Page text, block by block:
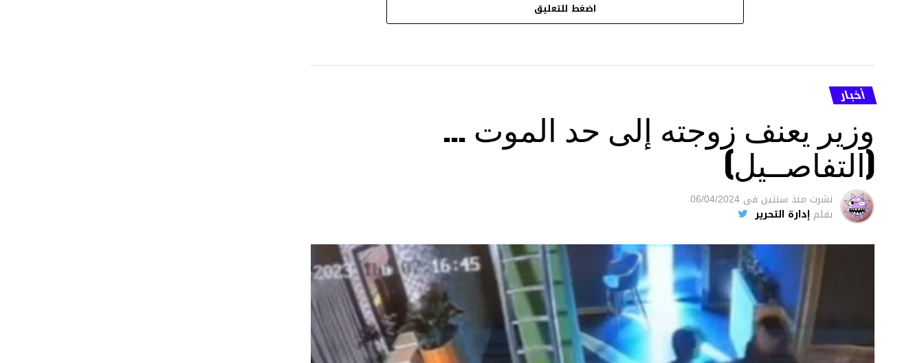
اضغط للتعليق
أخبار
وزير يعنف زوجته إلى حد الموت …
(التفاصــيل)
نشرت منذ سنتين فى 06/04/2024
بقلم إدارة التحرير